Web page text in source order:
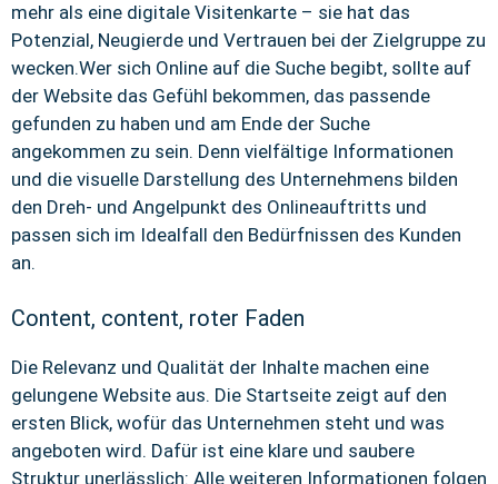
mehr als eine digitale Visitenkarte – sie hat das
Potenzial, Neugierde und Vertrauen bei der Zielgruppe zu
wecken.Wer sich Online auf die Suche begibt, sollte auf
der Website das Gefühl bekommen, das passende
gefunden zu haben und am Ende der Suche
angekommen zu sein. Denn vielfältige Informationen
und die visuelle Darstellung des Unternehmens bilden
den Dreh- und Angelpunkt des Onlineauftritts und
passen sich im Idealfall den Bedürfnissen des Kunden
an.
Content, content, roter Faden
Die Relevanz und Qualität der Inhalte machen eine
gelungene Website aus. Die Startseite zeigt auf den
ersten Blick, wofür das Unternehmen steht und was
angeboten wird. Dafür ist eine klare und saubere
Struktur unerlässlich: Alle weiteren Informationen folgen